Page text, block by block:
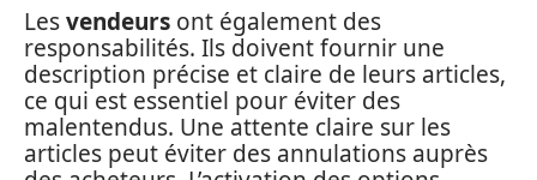
Lesvendeurs ont également des
responsabilités. Ils doivent fournir une
description précise et claire de leurs articles,
ce qui est essentiel pour éviter des
malentendus. Une attente claire sur les
articles peut éviter des annulations auprès